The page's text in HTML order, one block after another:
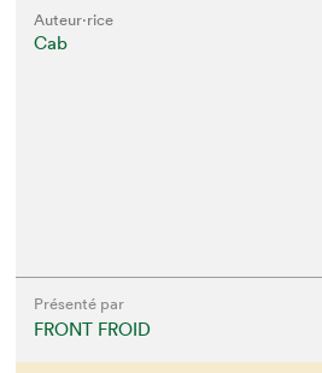
Auteur·rice
Cab
Présenté par
FRONT FROID